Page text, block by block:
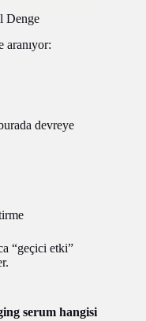
Denge
aranıyor:
devreye
“geçici etki”
serum hangisi